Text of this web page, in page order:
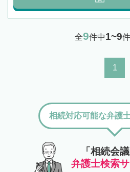
全9件中1~9
1
「相続会
弁護士検索
相続対応可能な弁護